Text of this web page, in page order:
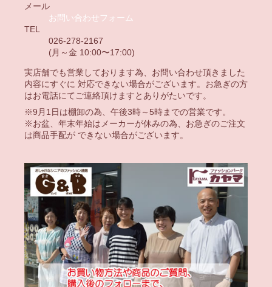
メール
お問い合わせフォーム
TEL
026-278-2167
(月～金 10:00〜17:00)
実店舗でも営業しております為、お問い合わせ頂きました
内容にすぐに 対応できない場合がございます。お急ぎの方
はお電話にてご連絡頂けますとありがたいです。
※9月1日は棚卸の為、午後3時～5時までの営業です。
※お盆、年末年始はメーカーが休みの為、お急ぎのご注文
は商品手配が できない場合がございます。